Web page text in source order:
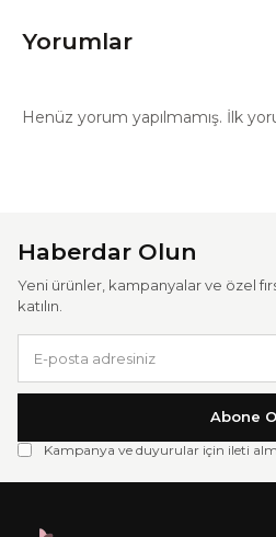
Yorumlar
Henüz yorum yapılmamış. İlk
Haberdar Olun
Yeni ürünler, kampanyalar ve özel
katılın.
Abone
Kampanya ve duyurular için ileti